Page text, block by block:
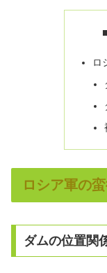
ロ
ロシア軍の
ダムの位置関